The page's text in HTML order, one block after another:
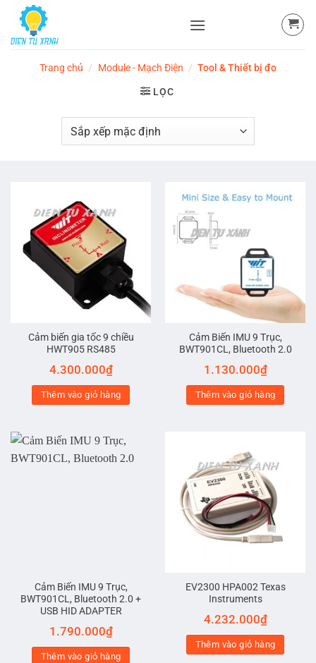
content
Trang chủ / Module - Mạch Điện / Tool & Thiết bị đo
LỌC
Cảm biến gia tốc 9 chiều
HWT905 RS485
4.300.000₫
Thêm vào giỏ hàng
Cảm Biến IMU 9 Trục,
BWT901CL, Bluetooth 2.0
1.130.000₫
Thêm vào giỏ hàng
Cảm Biến IMU 9 Trục,
BWT901CL, Bluetooth 2.0 +
USB HID ADAPTER
1.790.000₫
Thêm vào giỏ hàng
EV2300 HPA002 Texas
Instruments
4.232.000₫
Thêm vào giỏ hàng